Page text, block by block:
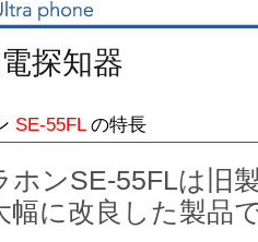
探知器
SE-55FLの特長
ホンSE-55FLは旧
幅に改良した製品